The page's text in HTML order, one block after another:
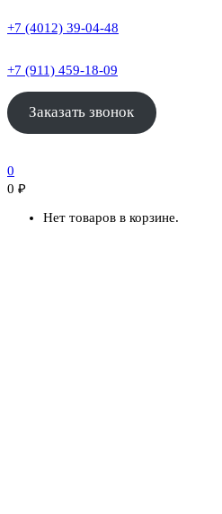
+7 (4012) 39-04-48
+7 (911) 459-18-09
Заказать звонок
0
0 ₽
Нет товаров в корзине.